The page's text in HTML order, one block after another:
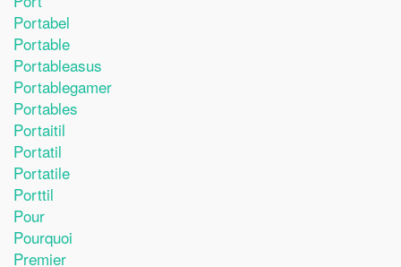
Portabel
Portable
Portableasus
Portablegamer
Portables
Portaitil
Portatil
Portatile
Porttil
Pour
Pourquoi
Premier